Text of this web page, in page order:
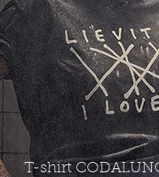
T-shirt